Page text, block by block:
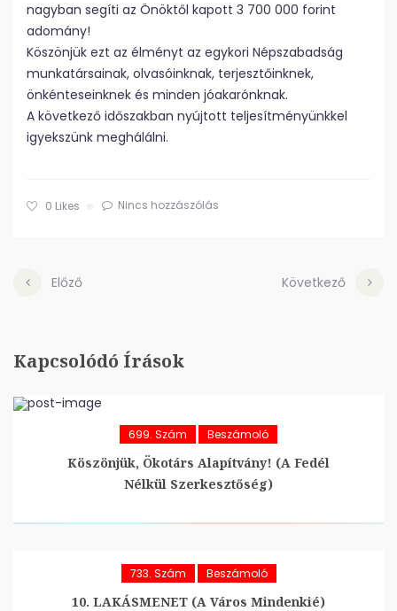
nagyban segíti az Önöktől kapott 3 700 000 forint
adomány!
Köszönjük ezt az élményt az egykori Népszabadság
munkatársainak, olvasóinknak, terjesztőinknek,
önkénteseinknek és minden jóakarónknak.
A következő időszakban nyújtott teljesítményünkkel
igyekszünk meghálálni.
0 Likes Nincs hozzászólás
Előző Következő
Kapcsolódó Írások
699. Szám Beszámoló
Köszönjük, Ökotárs Alapítvány! (A Fedél
Nélkül Szerkesztőség)
733. Szám Beszámoló
10. LAKÁSMENET (A Város Mindenkié)